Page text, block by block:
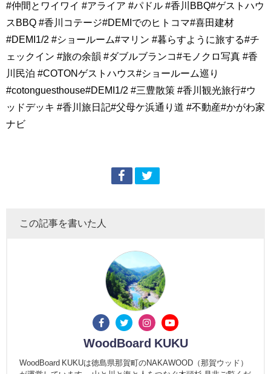
#仲間とワイワイ #アライア #パドル #香川BBQ#ゲストハウ
スBBQ #香川コテージ#DEMIでのヒトコマ#喜田建材
#DEMI1/2 #ショールーム#マリン #暮らすように旅する#チ
ェックイン #旅の余韻 #ダブルブランコ#モノクロ写真 #香
川民泊 #COTONゲストハウス#ショールーム巡り
#cotonguesthouse#DEMI1/2 #三豊散策 #香川観光旅行#ウ
ッドデッキ #香川旅日記#父母ケ浜通り道 #不動産#かがわ家
ナビ
この記事を書いた人
WoodBoard KUKU
WoodBoard KUKUは徳島県那賀町のNAKAWOOD（那賀ウッド）